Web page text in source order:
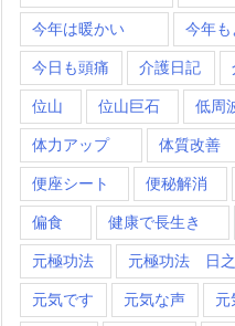
今年は暖かい 今年も
今日も頭痛 介護日記
位山 位山巨石 低周
体力アップ 体質改善
便座シート 便秘解消
偏食 健康で長生き
元極功法 元極功法 日
元気です 元気な声 元